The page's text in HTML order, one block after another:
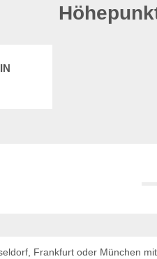
Frankfurt oder München